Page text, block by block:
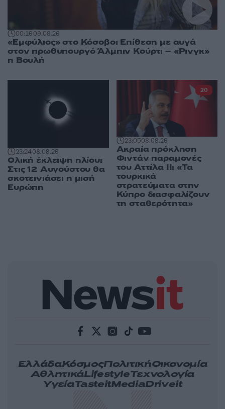
00:1609.08.26
«Εμφύλιος» στο Κόσοβο: Επίθεση με αυγά
στον πρωθυπουργό Άλμπιν Κούρτι – «Ρινγκ»
η Βουλή
23:2408.08.26
Ολική έκλειψη ηλίου:
Στις 12 Αυγούστου θα
σκοτεινιάσει η μισή
Ευρώπη
23:0508.08.26
Ακραία πρόκληση
Φιντάν παραμονές
του Αττίλα ΙΙ: «Τα
τουρκικά
στρατεύματα στην
Κύπρο διασφαλίζουν
τη σταθερότητα»
20
ΕλλάδαΚόσμοςΠολιτικήΟικονομία
ΑθλητικάLifestyleΤεχνολογία
ΥγείαTasteitMediaDriveit